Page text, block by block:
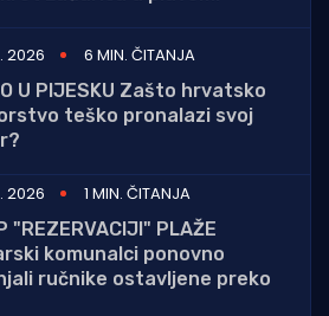
2026
6 MIN. ČITANJA
U PIJESKU Zašto hrvatsko
teško pronalazi svoj
2026
1 MIN. ČITANJA
"REZERVACIJI" PLAŽE
komunalci ponovno
ručnike ostavljene preko